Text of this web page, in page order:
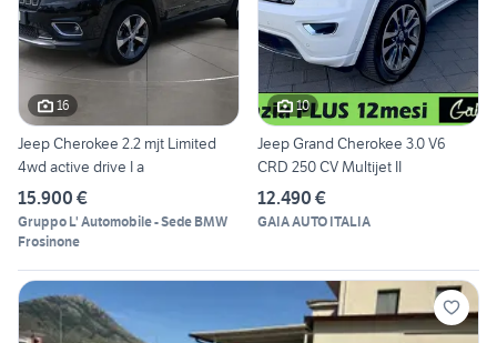
16
Jeep Cherokee 2.2 mjt Limited
4wd active drive I a
15.900 €
Gruppo L' Automobile - Sede BMW
Frosinone
10
Jeep Grand Cherokee 3.0 V6
CRD 250 CV Multijet II
12.490 €
GAIA AUTO ITALIA